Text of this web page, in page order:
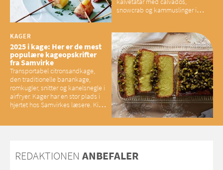
snowcrab og kammuslinger i
KAGER
2025 i kage: Her er de mest
populære kageopskrifter
fra Samvirke
Transportabel citronsandkage,
den traditionelle banankage,
romkugler, snitter og kanelsnegle i
airfryer. Kager har en stor plads i
hjertet hos Samvirkes læsere. Kig
REDAKTIONEN ANBEFALER